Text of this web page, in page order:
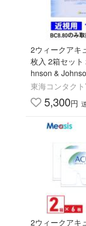
2ウィークアキ
枚入 2箱セッ
hnson &
ット送料無料
東海コンタク
5,300円
2ウィークアキ